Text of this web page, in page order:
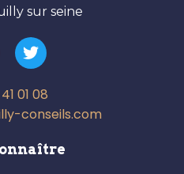
sur seine
01 08
conseils.com